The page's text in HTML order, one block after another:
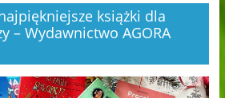
książki dla
– Wydawnictwo AGORA